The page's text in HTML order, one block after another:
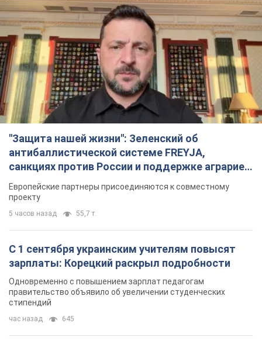
"Защита нашей жизни": Зеленский об
антибаллистической системе FREYJA,
санкциях против России и поддержке аграриев.
Видео
Европейские партнеры присоединяются к совместному
проекту
5 часов назад 55,7 т.
С 1 сентября украинским учителям повысят
зарплаты: Корецкий раскрыл подробности
Одновременно с повышением зарплат педагогам
правительство объявило об увеличении студенческих
стипендий
час назад 645